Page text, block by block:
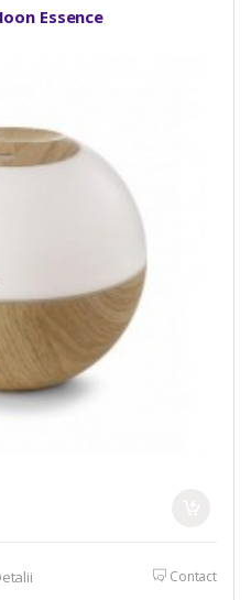
Essence
Contact